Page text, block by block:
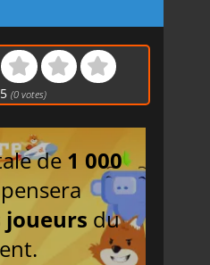
5 (0 votes)
de 1 000
joueurs du